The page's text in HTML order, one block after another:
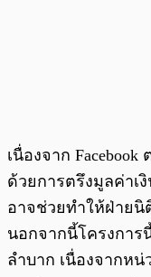
เนื่องจาก
ด้วยการตรึงมูลค่าเ
อาจช่วยทำให้ฝ่าย
นอกจากนี้โครงการ
ลำบาก เนื่องจากห